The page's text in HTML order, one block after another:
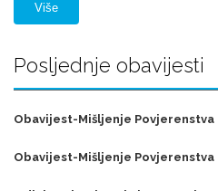
Više
Posljednje obavijesti
Obavijest-Mišljenje Povjerenstva
Obavijest-Mišljenje Povjerenstva